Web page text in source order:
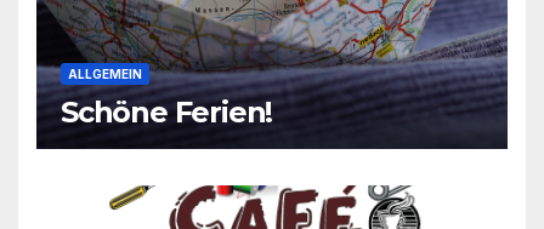
ALLGEMEIN
Schöne Ferien!